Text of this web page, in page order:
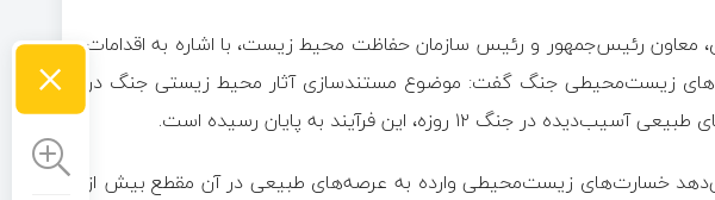
معاون رئیس‌جمهور و رئیس سازمان حفاظت محیط زیست، با اشاره به اقدامات
زیست‌محیطی جنگ گفت: موضوع مستندسازی آثار محیط زیستی جنگ در
۱۲ روزه، این فرآیند به پایان رسیده است.
می‌دهد خسارت‌های زیست‌محیطی وارده به عرصه‌های طبیعی در آن مقطع بیش از
×